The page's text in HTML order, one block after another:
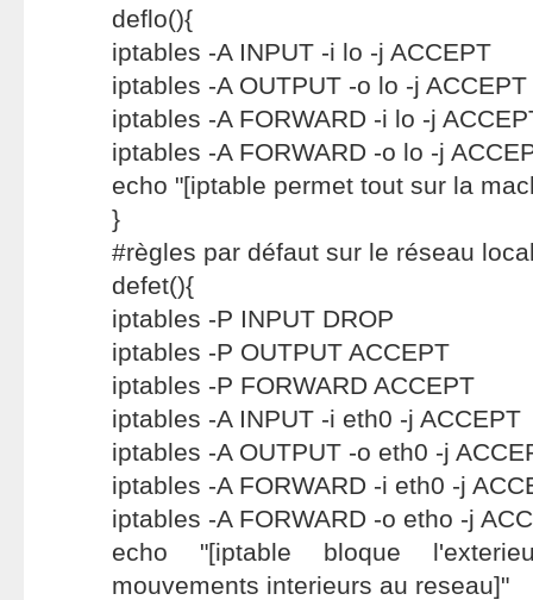
deflo(){
iptables -A INPUT -i lo -j ACCEPT
iptables -A OUTPUT -o lo -j ACCEPT
iptables -A FORWARD -i lo -j
iptables -A FORWARD -o lo -j
echo "[iptable permet tout sur la
}
#règles par défaut sur le réseau
defet(){
iptables -P INPUT DROP
iptables -P OUTPUT ACCEPT
iptables -P FORWARD ACCEPT
iptables -A INPUT -i eth0 -j ACCEPT
iptables -A OUTPUT -o eth0 -j
iptables -A FORWARD -i eth0 -j
iptables -A FORWARD -o etho -j
echo "[iptable bloque
mouvements interieurs au reseau]"